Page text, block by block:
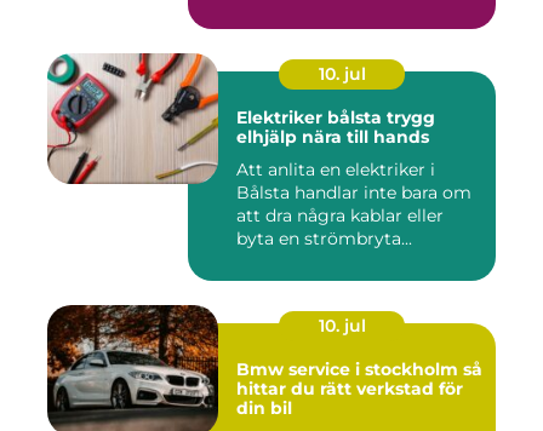
10. jul
Elektriker bålsta trygg
elhjälp nära till hands
Att anlita en elektriker i
Bålsta handlar inte bara om
att dra några kablar eller
byta en strömbryta...
10. jul
Bmw service i stockholm så
hittar du rätt verkstad för
din bil